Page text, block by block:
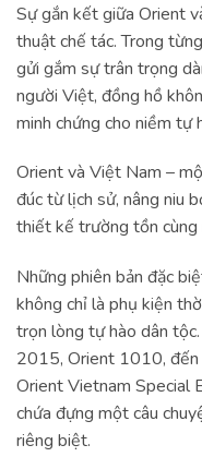
Sự gắn kết giữa Orient
thuật chế tác. Trong
gửi gắm sự trân trọng
người Việt, đồng hồ
minh chứng cho niềm tự
Orient và Việt Nam –
đúc từ lịch sử, nâng niu
thiết kế trường tồn cùng
Những phiên bản đặc
không chỉ là phụ kiện
trọn lòng tự hào dân
2015, Orient 1010, đến
Orient Vietnam Special
chứa đựng một câu
riêng biệt.